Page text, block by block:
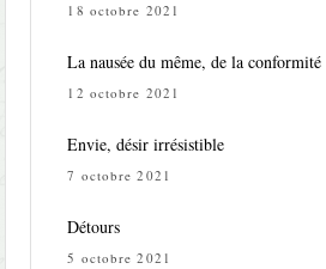
18 octobre 2021
La nausée du même, de la conformité
12 octobre 2021
Envie, désir irrésistible
7 octobre 2021
Détours
5 octobre 2021